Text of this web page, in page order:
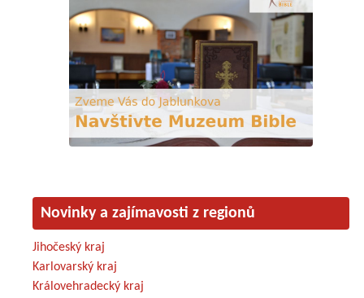
Novinky a zajímavosti z regionů
Jihočeský kraj
Karlovarský kraj
Královehradecký kraj